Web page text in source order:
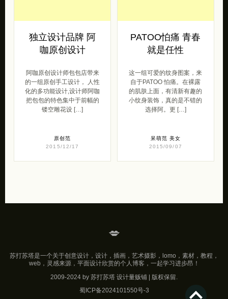
独立设计品牌 阿
咖原创设计
阿咖原创设计师包包店带来
的一组原创手工设计， 人性
化的多功能设计,设计师阿咖
把包包的特色集中于前幅的
镂空雕花设 […]
原创范
2015/12/17
PATOO怕痛 青春
就是任性
这一组可爱的纹身图案，来
自于PATOO 怕痛。在裸露
的肌肤上面，有清新有趣的
小纹身装饰，真的是不错的
选择阿。更 […]
呆萌范 美女
2015/09/07
💋
苏打苏塔是一个关于创意设计，设计，插画，艺术摄影，lomo，素材，教程，
web，灵感来源，平面设计欣赏的个人博客，一起学习进步昂！
2009-2024 by 苏打苏塔 设计量贩铺 | 版权保留.
蜀ICP备2024101550号-3